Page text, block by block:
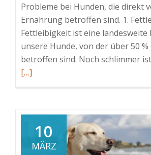
Probleme bei Hunden, die direkt
Ernährung betroffen sind. 1.
Fettleibigkeit ist eine landesweite
unsere Hunde, von der über 50
betroffen sind. Noch schlimmer
[…]
10
MÄRZ